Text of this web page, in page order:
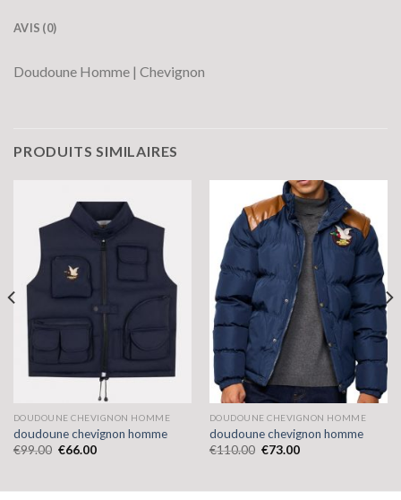
AVIS (0)
Doudoune Homme | Chevignon
PRODUITS SIMILAIRES
DOUDOUNE CHEVIGNON HOMME
doudoune chevignon homme
€99.00 €66.00
DOUDOUNE CHEVIGNON HOMME
doudoune chevignon homme
€110.00 €73.00